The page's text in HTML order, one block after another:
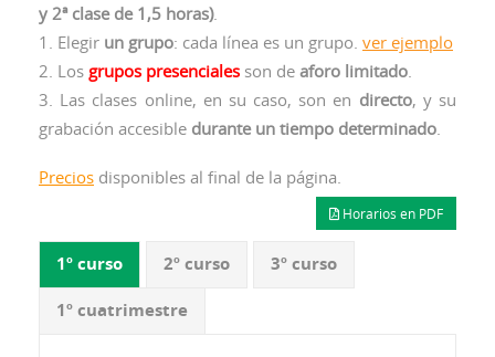
y 2ª clase de 1,5 horas).
1. Elegir un grupo: cada línea es un grupo. ver ejemplo
2. Los grupos presenciales son de aforo limitado
3. Las clases online, en su caso, son en directo, y su
grabación accesible durante un tiempo determinado
Precios disponibles al final de la página.
Horarios en PDF
1º curso 2º curso
3º curso
1º cuatrimestre